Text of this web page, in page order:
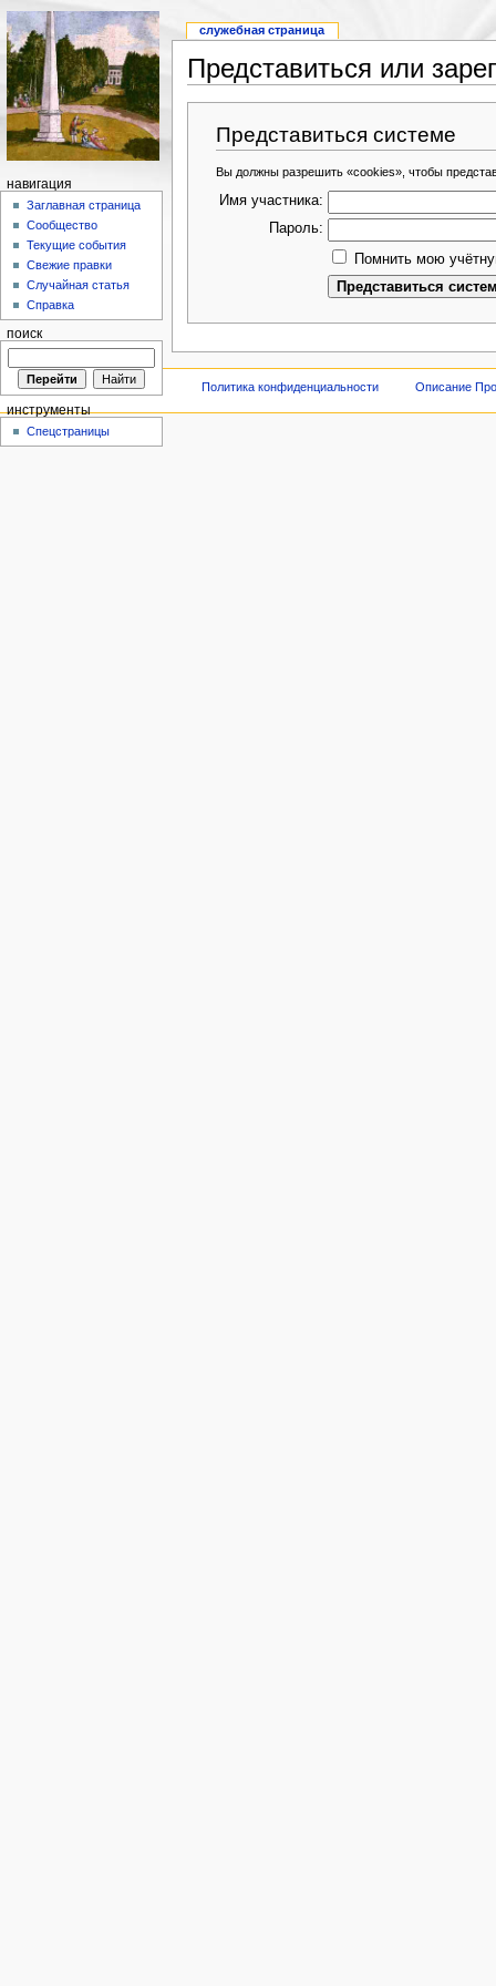
Представиться или
Представиться системе
Вы должны разрешить «cookies», чтобы
Имя участника:
Пароль:
Помнить мою
служебная страница
навигация
Заглавная страница
Сообщество
Текущие события
Свежие правки
Случайная статья
Справка
поиск
инструменты
Спецстраницы
Политика конфиденциальности Описание